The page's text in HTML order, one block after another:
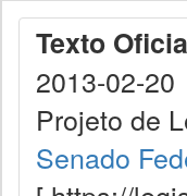
Texto
2013-02-20
Projeto de
Senado